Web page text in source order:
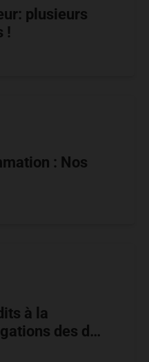
plusieurs
!
: Nos
à la
des d…